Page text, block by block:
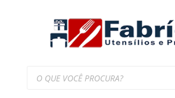
produtos